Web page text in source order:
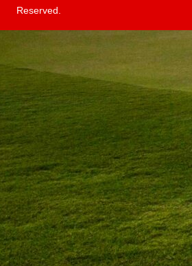
Reserved.